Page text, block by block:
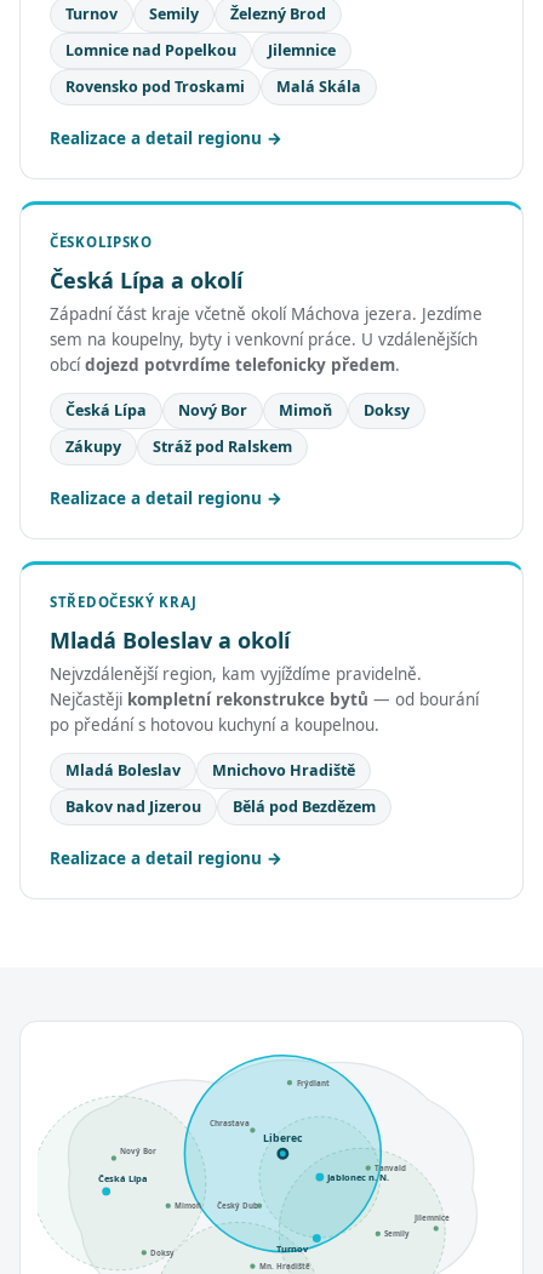
Turnov Semily
Železný Brod
Lomnice nad Popelkou
Jilemnice
Rovensko pod Troskami
Malá Skála
Realizace a detail regionu
ČESKOLIPSKO
Česká Lípa a okolí
Západní část kraje včetně okolí Máchova jezera. Jezdíme
sem na koupelny, byty i venkovní práce. U vzdálenějších
obcídojezd potvrdíme telefonicky předem.
Česká Lípa Nový Bor Mimoň
Doksy
Zákupy
Stráž pod Ralskem
Realizace a detail regionu
STŘEDOČESKÝ KRAJ
Mladá Boleslav a okolí
Nejvzdálenější region, kam vyjíždíme pravidelně.
Nejčastěji kompletní rekonstrukce bytů — od bourání
po předání s hotovou kuchyní a koupelnou.
Mladá Boleslav
Mnichovo Hradiště
Bakov nad Jizerou
Bělá pod Bezdězem
Realizace a detail regionu
Liberec
Jablonec n. N.
Turnov
Česká Lípa
Chrastava
Frýdlant
Tanvald
Semily
Jilemnice
Nový Bor
Mimoň
Doksy
Mn. Hradiště
Český Dub